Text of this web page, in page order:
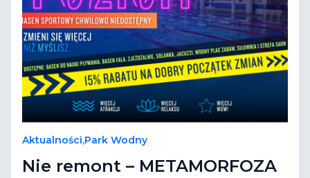
Aktualności,Park Wodny
Nie remont – METAMORFOZA